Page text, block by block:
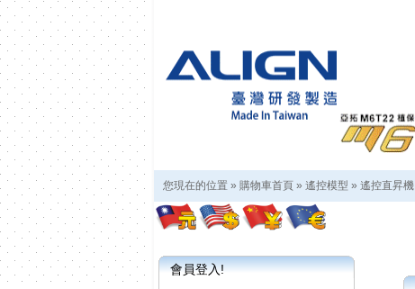
您現在的位置 » 購物車首頁 » 遙控模型 » 遙控直昇機
會員登入!